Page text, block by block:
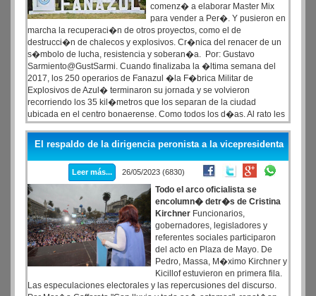
comenz� a elaborar Master Mix
para vender a Per�. Y pusieron en
marcha la recuperaci�n de otros proyectos, como el de
destrucci�n de chalecos y explosivos. Cr�nica del renacer de un
s�mbolo de lucha, resistencia y soberan�a. Por: Gustavo
Sarmiento@GustSarmi. Cuando finalizaba la �ltima semana del
2017, los 250 operarios de Fanazul �la F�brica Militar de
Explosivos de Azul� terminaron su jornada y se volvieron
recorriendo los 35 kil�metros que los separan de la ciudad
ubicada en el centro bonaerense. Como todos los d�as. Al rato les
empezaron a llegar mensajes. Hab�an retirado los micros de la
f�brica. Decidieron ir a ver qu� pasaba. Ya estaba la Federal en la
entrada. El lunes se presentaron a laburar. Les negaron de nuevo el
ingreso. Estaban despedidos.
El respaldo de la dirigencia peronista a la vicepresidenta
Leer más... 26/05/2023 (6830)
Todo el arco oficialista se
encolumn� detr�s de Cristina
Kirchner Funcionarios,
gobernadores, legisladores y
referentes sociales participaron
del acto en Plaza de Mayo. De
Pedro, Massa, M�ximo Kirchner y
Kicillof estuvieron en primera fila.
Las especulaciones electorales y las repercusiones del discurso.